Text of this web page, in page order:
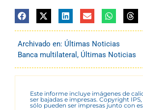
Archivado en: Últimas Noticias
Banca multilateral , Últimas Noticias
Este informe incluye imágenes de
ser bajadas e impresas. Copyright
sólo pueden ser impresas junto con